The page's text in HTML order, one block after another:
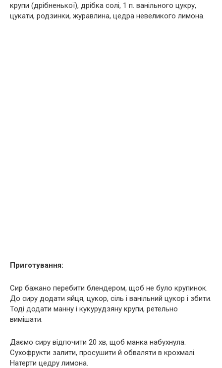
крупи (дрібненької), дрібка солі, 1 п. ванільного цукру,
цукати, родзинки, журавлина, цедра невеликого лимона.
Приготування:
Сир бажано перебити блендером, щоб не було крупинок.
До сиру додати яйця, цукор, сіль і ванільний цукор і збити.
Тоді додати манну і кукурудзяну крупи, ретельно
вимішати.
Даємо сиру відпочити 20 хв, щоб манка набухнула.
Сухофрукти залити, просушити й обваляти в крохмалі.
Натерти цедру лимона.